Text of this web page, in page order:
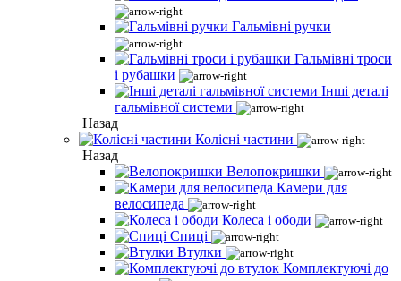
Гальмівні ручки
Гальмівні троси
і рубашки
Інші деталі
гальмівної системи
Назад
Колісні частини
Назад
Велопокришки
Камери для
велосипеда
Колеса і ободи
Спиці
Втулки
Комплектуючі до